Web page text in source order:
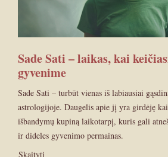
Sade Sati – laikas, kai
gyvenime
Sade Sati – turbūt vienas iš labiausiai
astrologijoje. Daugelis apie jį yra girdėję
išbandymų kupiną laikotarpį, kuris gali
ir dideles gyvenimo permainas.
Skaityti